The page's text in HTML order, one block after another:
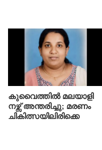
കുവൈത്തിൽ മലയാളി
നഴ്സ് അന്തരിച്ചു; മരണം
ചികിത്സയിലിരിക്കെ